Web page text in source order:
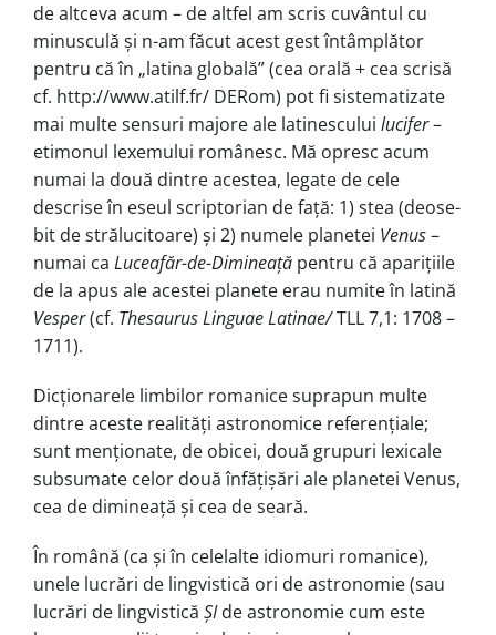
de altceva acum – de altfel am scris cuvântul cu
minusculă și n-am făcut acest gest întâmplător
pentru că în „latina globală” (cea orală + cea scrisă
cf. http://www.atilf.fr/ DERom) pot fi sistematizate
mai multe sensuri majore ale latinescului lucifer–
etimonul lexemului româ­nesc. Mă opresc acum
numai la două din­tre acestea, legate de cele
descrise în eseul scriptorian de față: 1) stea (deo­se­
bit de strălucitoare) și 2) numele planetei Venus–
numai ca Luceafăr-de-Dimineațăpentru că aparițiile
de la apus ale acestei planete erau numite în latină
Vesper(cf. Thesaurus Linguae Latinae/TLL 7,1: 1708 –
1711).
Dicționarele limbilor romanice su­pra­pun multe
dintre aceste realități as­tronomice referențiale;
sunt mențio­na­te, de obicei, două grupuri lexicale
sub­sumate celor două înfățișări ale planetei Venus,
cea de dimineață și cea de seară.
În română (ca și în celelalte idio­muri romanice),
unele lucrări de lin­gvistică ori de astronomie (sau
lucrări de lingvistică ȘIde astronomie cum este